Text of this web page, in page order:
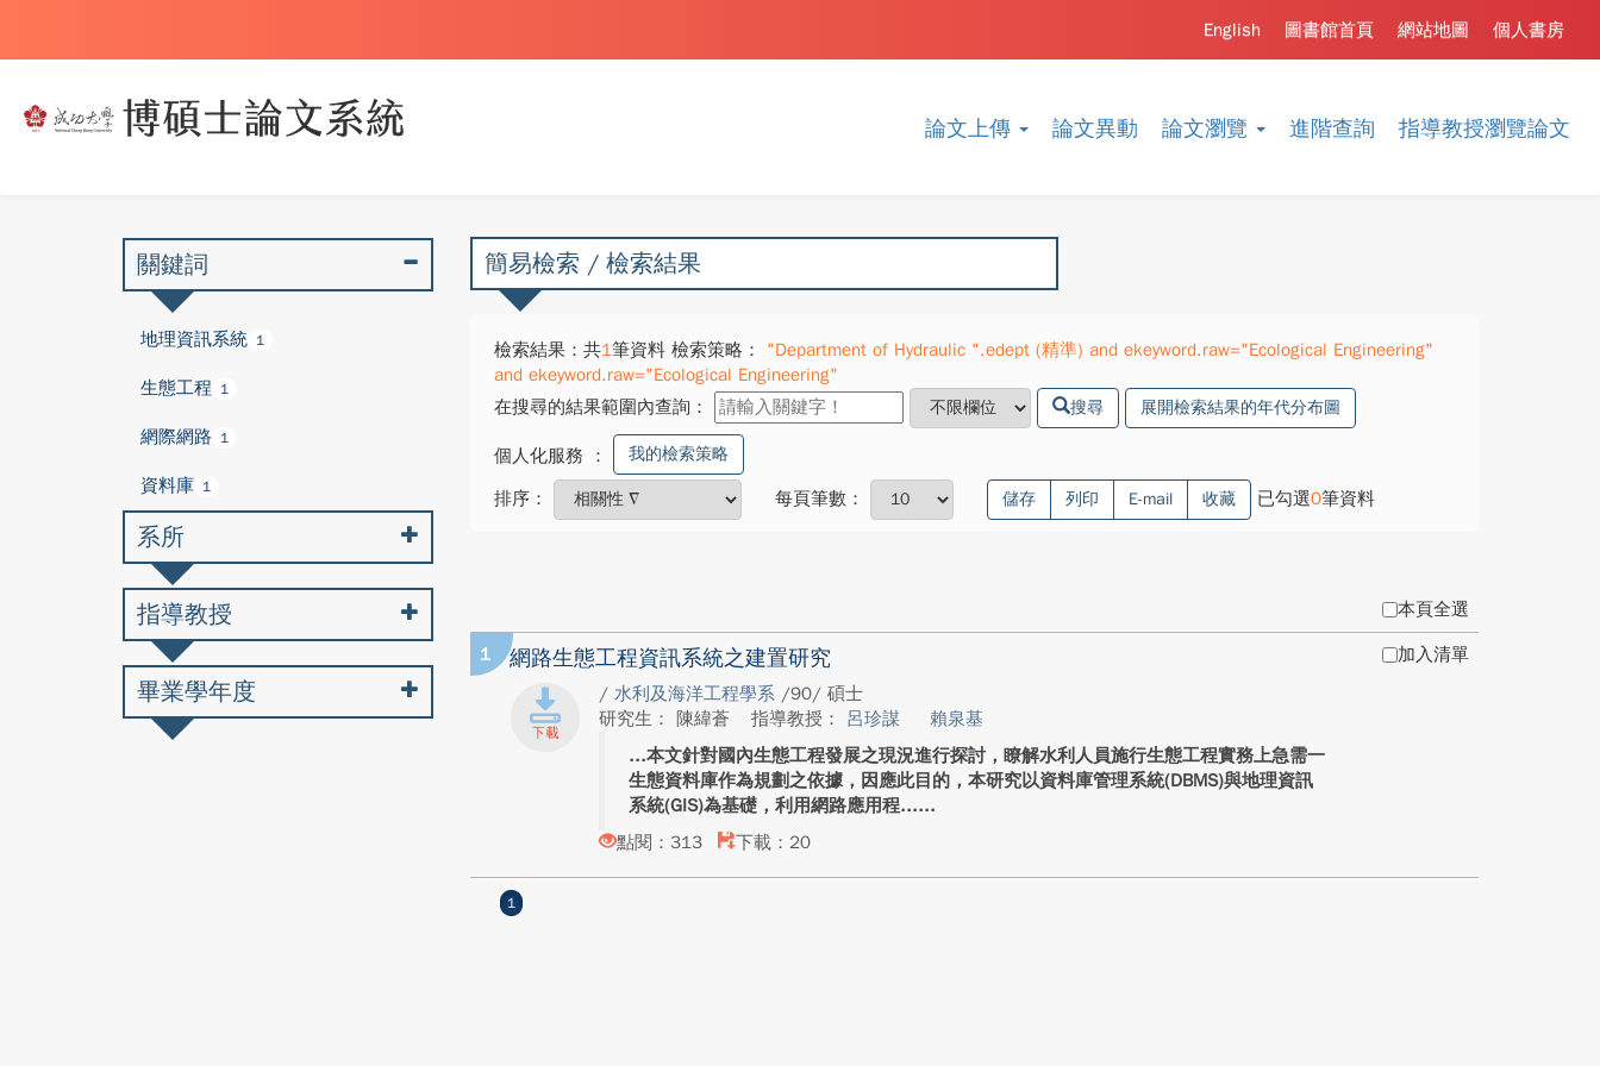
論文上傳 論文異動 論文瀏覽 進階查詢 指導教授瀏覽論文
個人書房
網站地圖
圖書館首頁
English
簡易檢索 / 檢索結果
檢索結果：共1筆資料 檢索策略：
"Department of Hydraulic ".edept (精準) and ekeyword.raw="Ecological Engineering"
and ekeyword.raw="Ecological Engineering"
在搜尋的結果範圍內查詢：
搜尋 展開檢索結果的年代分布圖
個人化服務 ： 我的檢索策略
排序： 每頁筆數： 儲存 列印 E-mail 收藏 已勾選0筆資料
本頁全選
1 網路生態工程資訊系統之建置研究
/ 水利及海洋工程學系 /90/ 碩士
研究生： 陳緯蒼
指導教授： 呂珍謀
賴泉基
本文針對國內生態工程發展之現況進行探討，瞭解水利人員施行生態工程實務上急需一
生態資料庫作為規劃之依據，因應此目的，本研究以資料庫管理系統(DBMS)與地理資訊
系統(GIS)為基礎，利用網路應用程...
點閱：313
下載：20
加入清單
1
關鍵詞
地理資訊系統 1
生態工程 1
網際網路 1
資料庫 1
系所
指導教授
畢業學年度